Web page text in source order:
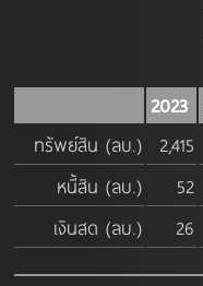
2023
ทรัพย์สิน (ลบ.)
2,415
หนี้สิน (ลบ.)
52
เงินสด (ลบ.)
26